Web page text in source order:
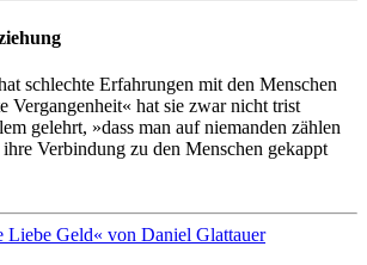
schlechte Erfahrungen mit den Menschen
Ver­gan­gen­heit« hat sie zwar nicht trist
ge­lehrt, »dass man auf nie­man­den zäh­len
Ver­bin­dung zu den Menschen gekappt